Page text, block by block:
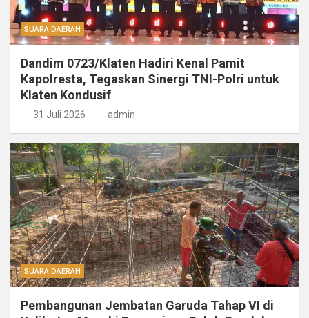
SUARA DAERAH
Dandim 0723/Klaten Hadiri Kenal Pamit
Kapolresta, Tegaskan Sinergi TNI-Polri untuk
Klaten Kondusif
31 Juli 2026 admin
SUARA DAERAH
Pembangunan Jembatan Garuda Tahap VI di